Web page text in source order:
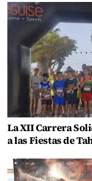
La XII Carrera
a las Fiestas de